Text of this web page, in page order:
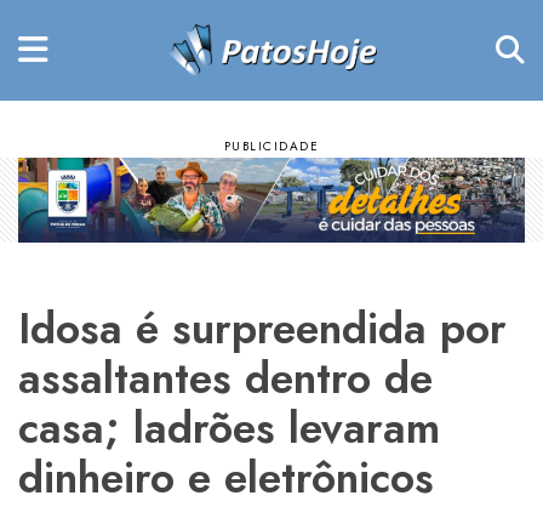
Idosa é surpreendida por
assaltantes dentro de
casa; ladrões levaram
dinheiro e eletrônicos